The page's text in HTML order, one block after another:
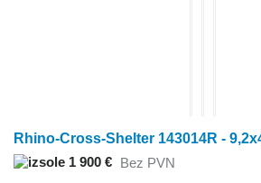
Rhino-Cross-Shelter 143014R -
1 900 € Bez PVN